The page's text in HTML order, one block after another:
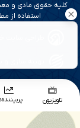
کلیه حقوق مادی و
استفاده از
بهینه سازی
طراحی
تلویزیون